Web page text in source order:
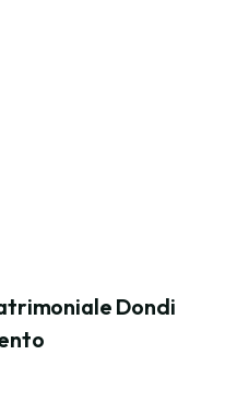
Dondi